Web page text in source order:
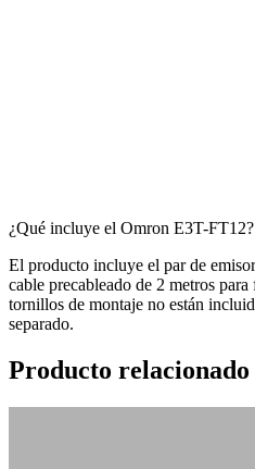
¿Qué incluye el Omron E3T-FT12?
El producto incluye el par de
cable precableado de 2 metros
tornillos de montaje no están
separado.
Producto relacionado